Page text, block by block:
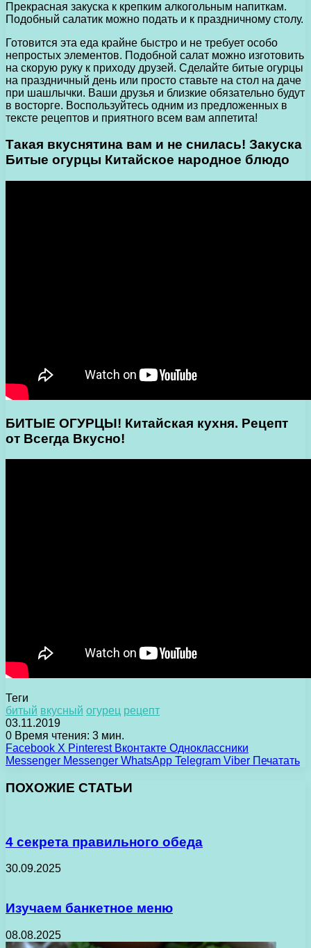
Прекрасная закуска к крепким алкогольным напиткам.
Подобный салатик можно подать и к праздничному столу.
Готовится эта еда крайне быстро и не требует особо
непростых элементов. Подобной салат можно изготовить
на скорую руку к приходу друзей. Сделайте битые огурцы
на праздничный день или просто ставьте на стол на даче
при шашлычки. Ваши друзья и близкие обязательно будут
в восторге. Воспользуйтесь одним из предложенных в
тексте рецептов и приятного всем вам аппетита!
Такая вкуснятина вам и не снилась! Закуска
Битые огурцы Китайское народное блюдо
БИТЫЕ ОГУРЦЫ! Китайская кухня. Рецепт
от Всегда Вкусно!
Теги
битый вкусный огурец рецепт
03.11.2019
0 Время чтения: 3 мин.
Facebook X Pinterest Вконтакте Одноклассники
Messenger Messenger WhatsApp Telegram Viber Печатать
ПОХОЖИЕ СТАТЬИ
4 секрета правильного обеда
30.09.2025
Изучаем банкетное меню
08.08.2025